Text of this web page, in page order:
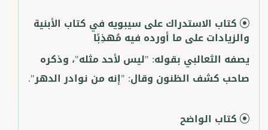
كتاب الاستدراك على سيبويه في كتاب الأبنية
والزيادات على ما أورده فيه مُهذِبًا
يصفه الثعالبي بقوله: "ليس لأحد مثله"، وذكره
صاحب كشف الظنون وقال: "إنه من نوادر الدهر".
كتاب الواضح